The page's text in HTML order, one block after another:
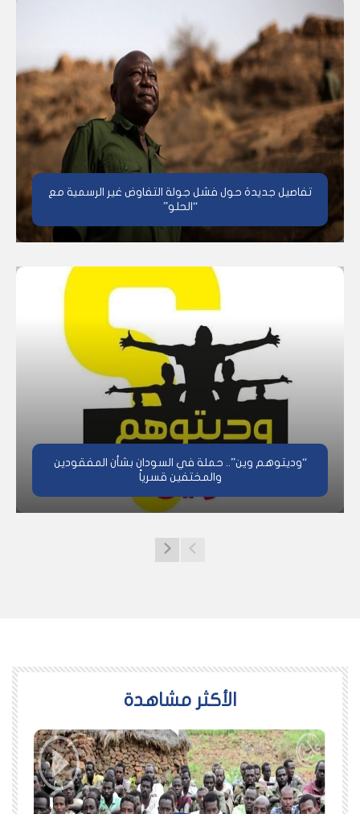
تفاصيل جديدة حول فشل جولة التفاوض غير الرسمية مع
“الحلو”
“وديتوهم وين”.. حملة في السودان بشأن المفقودين
والمختفين قسرياً
اﻷكثر مشاهدة